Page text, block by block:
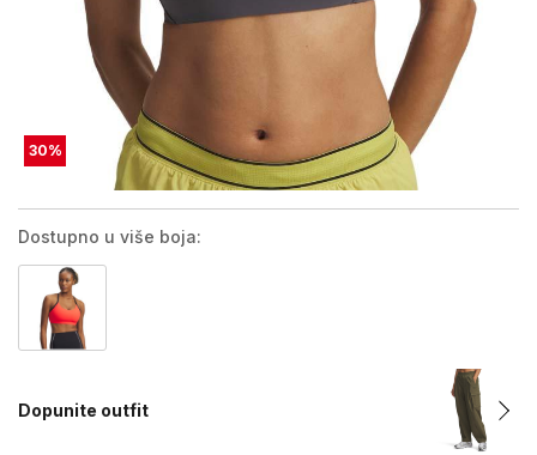
30%
Dostupno u više boja:
Dopunite outfit